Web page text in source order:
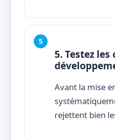
5. Testez
Avant la mise
rejettent bien